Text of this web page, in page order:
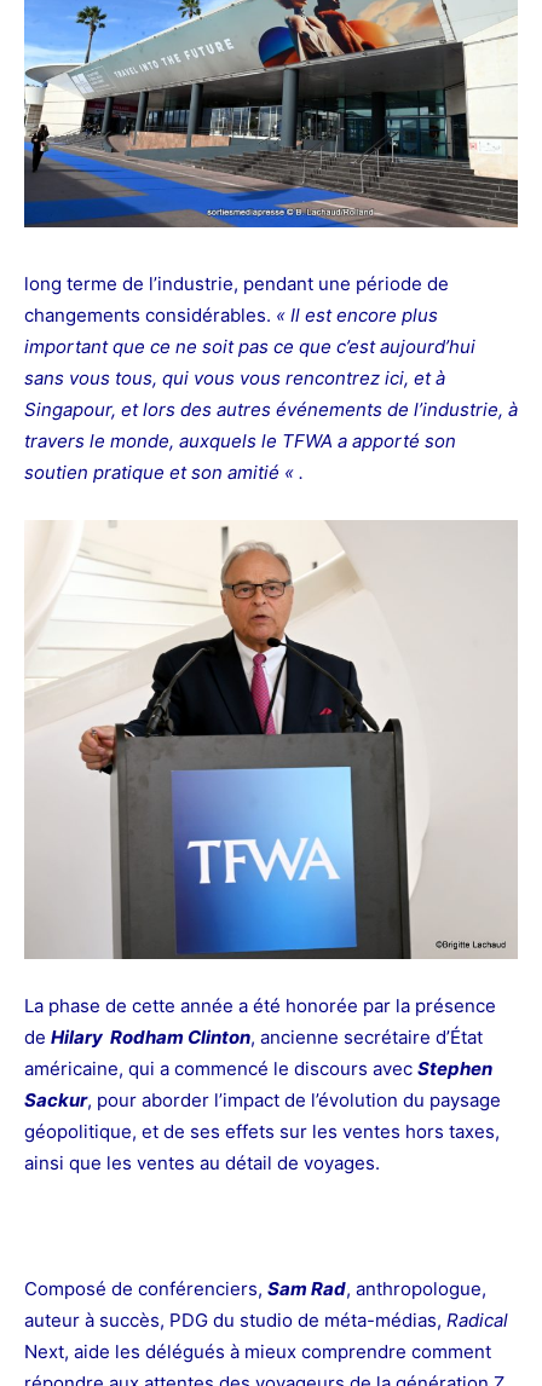
long terme de l’industrie, pendant une période de
changements considérables. « Il est encore plus
important que ce ne soit pas ce que c’est aujourd’hui
sans vous tous, qui vous vous rencontrez ici, et à
Singapour, et lors des autres événements de l’industrie, à
travers le monde, auxquels le TFWA a apporté son
soutien pratique et son amitié « .
La phase de cette année a été honorée par la présence
de Hilary Rodham Clinton, ancienne secrétaire d’État
américaine, qui a commencé le discours avec Stephen
Sackur, pour aborder l’impact de l’évolution du paysage
géopolitique, et de ses effets sur les ventes hors taxes,
ainsi que les ventes au détail de voyages.
Composé de conférenciers, Sam Rad, anthropologue,
auteur à succès, PDG du studio de méta-médias, Radical
Next, aide les délégués à mieux comprendre comment